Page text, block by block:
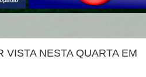
VISTA NESTA QUARTA EM